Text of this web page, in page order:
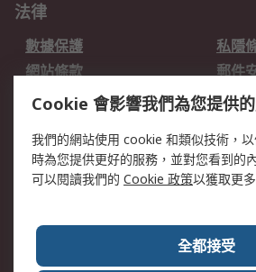
法律
數據保護
私隱
網站條款
郵件
销售条款和条件
關於RS
RS的歷史
關於
加入我們
新聞
RS銷
Cookie 會影響我們為您提供
我們的網站使用 cookie 和類似技術，
時為您提供更好的服務，並對您看到的
可以閱讀我們的 Cookie 政策以獲取更
全都接受